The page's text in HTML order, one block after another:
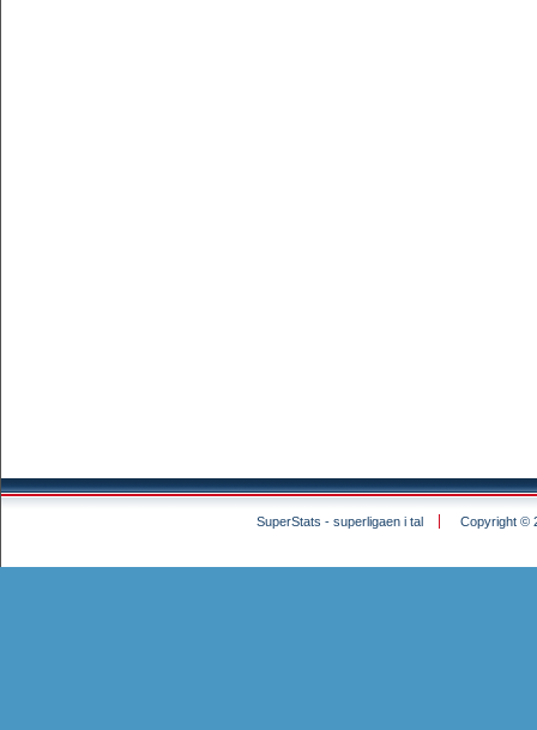
SuperStats - superligaen i tal Copyright ©